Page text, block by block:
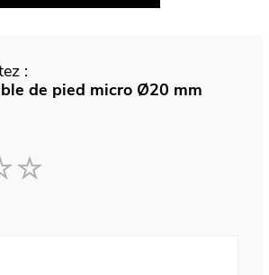
:
de pied micro Ø20 mm